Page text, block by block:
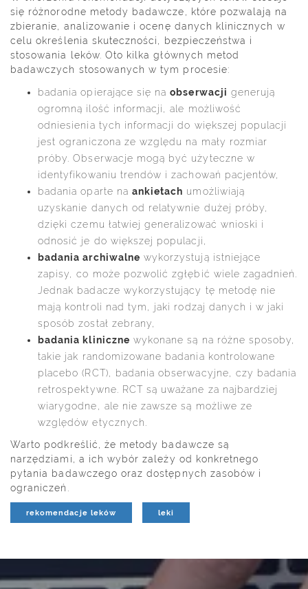
się różnorodne metody badawcze, które pozwalają na
zbieranie, analizowanie i ocenę danych klinicznych w
celu określenia skuteczności, bezpieczeństwa i
stosowania leków. Oto kilka głównych metod
badawczych stosowanych w tym procesie:
badania opierające się naobserwacji generują
ogromną ilość informacji, ale możliwość
odniesienia tych informacji do większej populacji
jest ograniczona ze względu na mały rozmiar
próby. Obserwacje mogą być użyteczne w
identyfikowaniu trendów i zachowań pacjentów,
badania oparte na ankietach umożliwiają
uzyskanie danych od relatywnie dużej próby,
dzięki czemu łatwiej generalizować wnioski i
odnosić je do większej populacji,
badania archiwalne wykorzystują istniejące
zapisy, co może pozwolić zgłębić wiele zagadnień.
Jednak badacze wykorzystujący tę metodę nie
mają kontroli nad tym, jaki rodzaj danych i w jaki
sposób został zebrany,
badania kliniczne wykonane są na różne sposoby,
takie jak randomizowane badania kontrolowane
placebo (RCT), badania obserwacyjne, czy badania
retrospektywne. RCT są uważane za najbardziej
wiarygodne, ale nie zawsze są możliwe ze
względów etycznych.
Warto podkreślić, że metody badawcze są
narzędziami, a ich wybór zależy od konkretnego
pytania badawczego oraz dostępnych zasobów i
ograniczeń.
rekomendacje leków leki